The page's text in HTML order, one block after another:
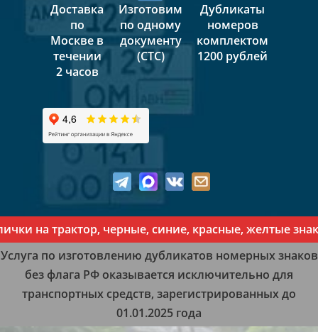
Доставка
по
Москве в
течении
2 часов
Изготовим
по одному
документу
(СТС)
Дубликаты
номеров
комплектом
1200 рублей
трактор, черные, синие, красные, желтые знаки
Услуга по изготовлению дубликатов номерных знаков
без флага РФ оказывается исключительно для
транспортных средств, зарегистрированных до
01.01.2025 года